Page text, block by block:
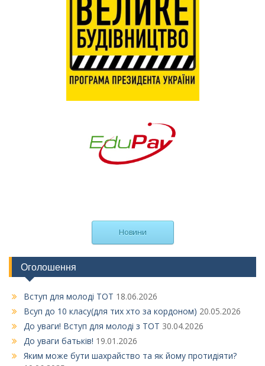
Новини
Оголошення
Вступ для молоді ТОТ 18.06.2026
Всуп до 10 класу(для тих хто за кордоном) 20.05.2026
До уваги! Вступ для молоді з ТОТ 30.04.2026
До уваги батьків! 19.01.2026
Яким може бути шахрайство та як йому протидіяти?